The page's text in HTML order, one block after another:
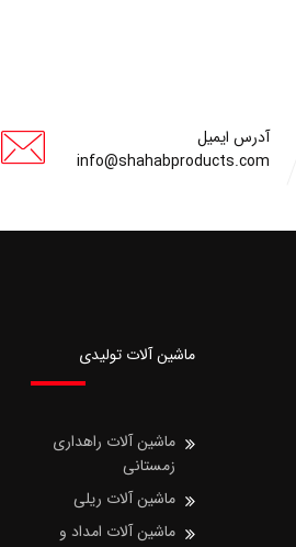
آدرس ایمیل
info@shahabproducts.com
ماشین آلات تولیدی
ماشین آلات راهداری
زمستانی
ماشین آلات ریلی
ماشین آلات امداد و